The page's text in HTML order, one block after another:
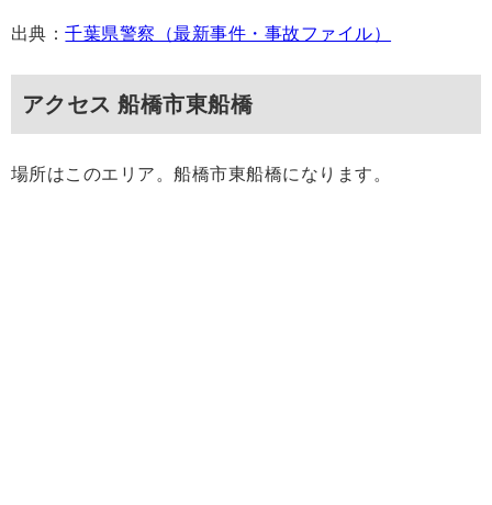
出典：千葉県警察（最新事件・事故ファイル）
アクセス 船橋市東船橋
場所はこのエリア。船橋市東船橋になります。